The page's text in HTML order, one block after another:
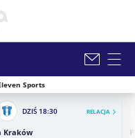
Sports
DZIŚ 18:30 RELACJA
Kraków